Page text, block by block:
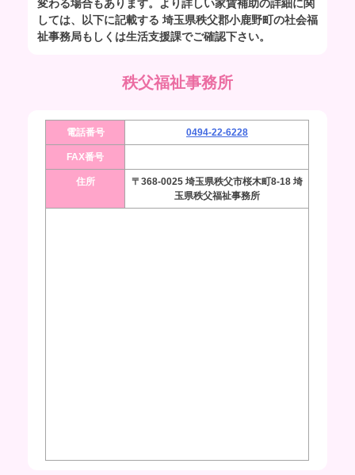
変わる場合もあります。より詳しい家賃補助の詳細に関
しては、以下に記載する 埼玉県秩父郡小鹿野町の社会福
祉事務局もしくは生活支援課でご確認下さい。
秩父福祉事務所
電話番号 0494-22-6228
FAX番号
住所
〒368-0025 埼玉県秩父市桜木町8-18 埼
玉県秩父福祉事務所